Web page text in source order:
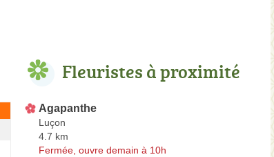
Fleuristes à proximité
Agapanthe
Luçon
4.7 km
Fermée, ouvre demain à 10h